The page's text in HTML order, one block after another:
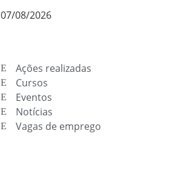
07/08/2026
Ações realizadas
Cursos
Eventos
Notícias
Vagas de emprego